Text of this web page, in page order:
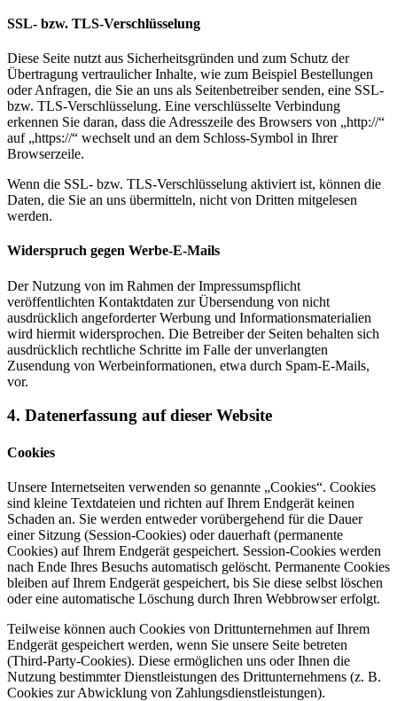
SSL- bzw. TLS-Verschlüsselung
Diese Seite nutzt aus Sicherheitsgründen und zum Schutz der
Übertragung vertraulicher Inhalte, wie zum Beispiel Bestellungen
oder Anfragen, die Sie an uns als Seitenbetreiber senden, eine SSL-
bzw. TLS-Verschlüsselung. Eine verschlüsselte Verbindung
erkennen Sie daran, dass die Adresszeile des Browsers von „http://“
auf „https://“ wechselt und an dem Schloss-Symbol in Ihrer
Browserzeile.
Wenn die SSL- bzw. TLS-Verschlüsselung aktiviert ist, können die
Daten, die Sie an uns übermitteln, nicht von Dritten mitgelesen
werden.
Widerspruch gegen Werbe-E-Mails
Der Nutzung von im Rahmen der Impressumspflicht
veröffentlichten Kontaktdaten zur Übersendung von nicht
ausdrücklich angeforderter Werbung und Informationsmaterialien
wird hiermit widersprochen. Die Betreiber der Seiten behalten sich
ausdrücklich rechtliche Schritte im Falle der unverlangten
Zusendung von Werbeinformationen, etwa durch Spam-E-Mails,
vor.
4. Datenerfassung auf dieser Website
Cookies
Unsere Internetseiten verwenden so genannte „Cookies“. Cookies
sind kleine Textdateien und richten auf Ihrem Endgerät keinen
Schaden an. Sie werden entweder vorübergehend für die Dauer
einer Sitzung (Session-Cookies) oder dauerhaft (permanente
Cookies) auf Ihrem Endgerät gespeichert. Session-Cookies werden
nach Ende Ihres Besuchs automatisch gelöscht. Permanente Cookies
bleiben auf Ihrem Endgerät gespeichert, bis Sie diese selbst löschen
oder eine automatische Löschung durch Ihren Webbrowser erfolgt.
Teilweise können auch Cookies von Drittunternehmen auf Ihrem
Endgerät gespeichert werden, wenn Sie unsere Seite betreten
(Third-Party-Cookies). Diese ermöglichen uns oder Ihnen die
Nutzung bestimmter Dienstleistungen des Drittunternehmens (z. B.
Cookies zur Abwicklung von Zahlungsdienstleistungen).